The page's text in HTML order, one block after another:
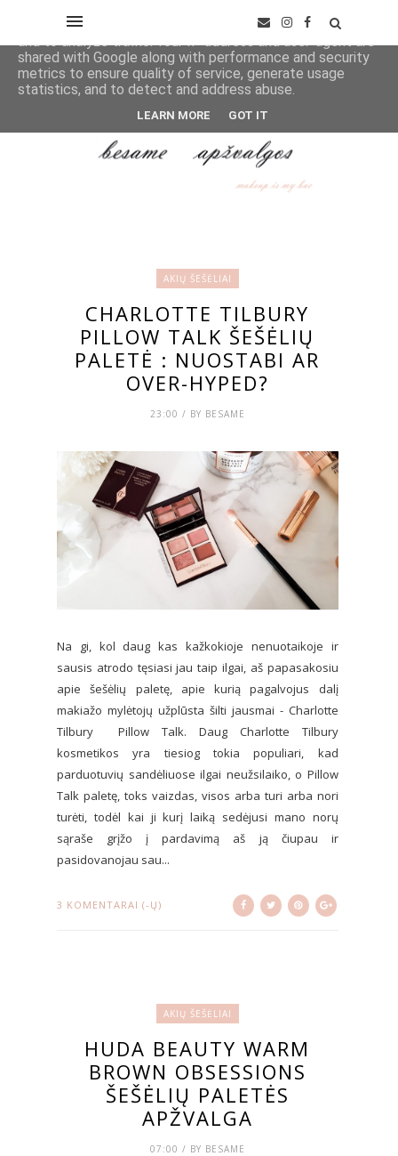
AKIŲ ŠEŠĖLIAI
CHARLOTTE TILBURY
PILLOW TALK ŠEŠĖLIŲ
PALETĖ : NUOSTABI AR
OVER-HYPED?
23:00 / BY BESAME
Na gi, kol daug kas kažkokioje nenuotaikoje ir
sausis atrodo tęsiasi jau taip ilgai, aš papasakosiu
apie šešėlių paletę, apie kurią pagalvojus dalį
makiažo mylėtojų užplūsta šilti jausmai - Charlotte
Tilbury Pillow Talk. Daug Charlotte Tilbury
kosmetikos yra tiesiog tokia populiari, kad
parduotuvių sandėliuose ilgai neužsilaiko, o Pillow
Talk paletę, toks vaizdas, visos arba turi arba nori
turėti, todėl kai ji kurį laiką sedėjusi mano norų
sąraše grįžo į pardavimą aš ją čiupau ir
pasidovanojau sau...
3 KOMENTARAI (-Ų)
AKIŲ ŠEŠĖLIAI
HUDA BEAUTY WARM
BROWN OBSESSIONS
ŠEŠĖLIŲ PALETĖS
APŽVALGA
07:00 / BY BESAME
This site uses cookies from Google to deliver its services
and to analyze traffic. Your IP address and user-agent are
shared with Google along with performance and security
metrics to ensure quality of service, generate usage
statistics, and to detect and address abuse.
LEARN MORE GOT IT